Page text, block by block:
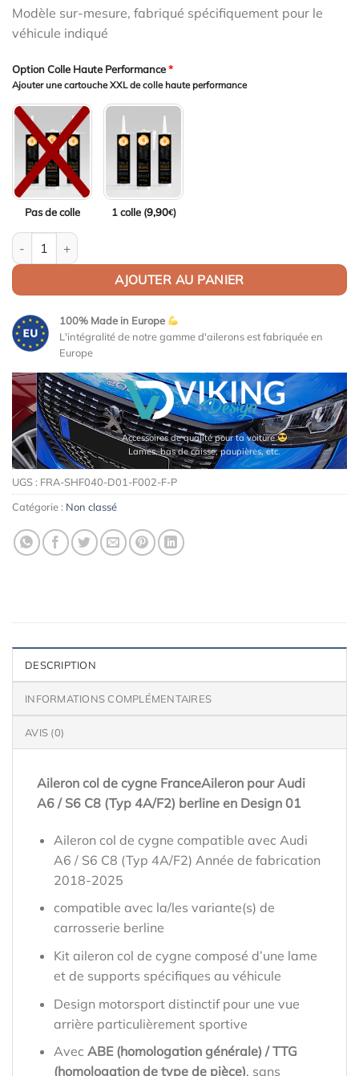
Modèle sur-mesure, fabriqué spécifiquement pour le
véhicule indiqué
Option Colle Haute Performance*
Ajouter une cartouche XXL de colle haute performance
Pas de colle 1 colle (9,90€)
quantité de Aileron Col de cygne V1 pour Audi A6 / S6 C8 (Typ
AJOUTER AU PANIER
100% Made in Europe
L'intégralité de notre gamme d'ailerons est fabriquée en
Europe
Accessoires de qualité pour ta voiture
Lames, bas de caisse, paupières, etc.
UGS : FRA-SHF040-D01-F002-F-P
Catégorie : Non classé
DESCRIPTION
INFORMATIONS COMPLÉMENTAIRES
AVIS (0)
Aileron col de cygne FranceAileron pour Audi
A6 / S6 C8 (Typ 4A/F2) berline en Design 01
Aileron col de cygne compatible avec Audi
A6 / S6 C8 (Typ 4A/F2) Année de fabrication
2018-2025
compatible avec la/les variante(s) de
carrosserie berline
Kit aileron col de cygne composé d’une lame
et de supports spécifiques au véhicule
Design motorsport distinctif pour une vue
arrière particulièrement sportive
Avec ABE (homologation générale) / TTG
(homologation de type de pièce), sans